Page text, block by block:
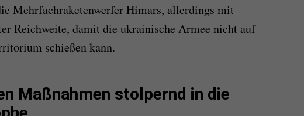
Mehrfachraketenwerfer Himars, allerdings mit
Reichweite, damit die ukrainische Armee nicht auf
schießen kann.
Maßnahmen stolpernd in die